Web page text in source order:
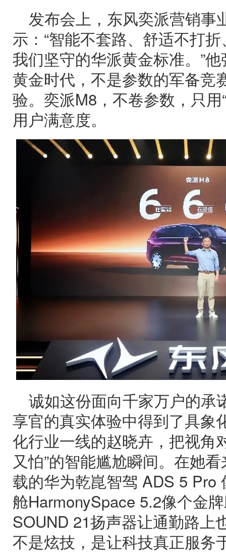
发布会上，东风奕派营销事
示：“智能不套路、舒适不打
我们坚守的华派黄金标准。”
黄金时代，不是参数的军备竞
验。奕派M8，不卷参数，只用
用户满意度。
诚如这份面向千家万户的承
享官的真实体验中得到了具象
化行业一线的赵晓卉，把视角
又怕”的智能尴尬瞬间。在她
载的华为乾崑智驾 ADS 5 Pro
舱HarmonySpace 5.2像个金
SOUND 21扬声器让通勤路上
不是炫技，是让科技真正服务